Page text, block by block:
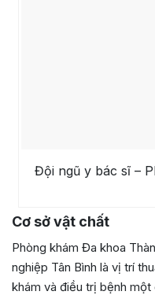
Đội ngũ y bác sĩ –
Cơ sở vật chất
Phòng khám Đa khoa
nghiệp Tân Bình là vị trí
khám và điều trị bệnh